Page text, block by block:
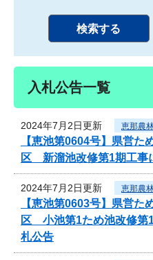
入札公告一覧
2024年7月2日更新 恵那農
【恵池第0604号】県営
区 新溜池改修第1期工事
2024年7月2日更新 恵那農
【恵池第0603号】県営
区 小池第1ため池改修第
札公告